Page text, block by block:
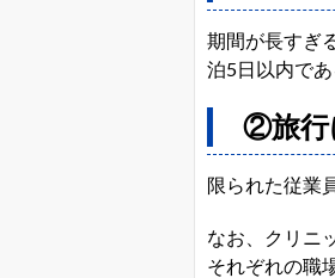
期間が長すぎ
泊5日以内であ
②旅行
限られた従業
なお、クリニ
それぞれの職